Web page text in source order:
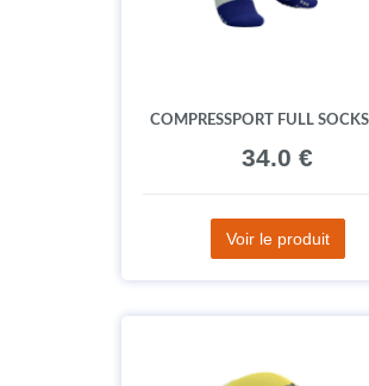
COMPRESSPORT FULL
34.0 €
Voir le produit